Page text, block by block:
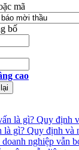
mã
bố
cao
là gì? Quy định và